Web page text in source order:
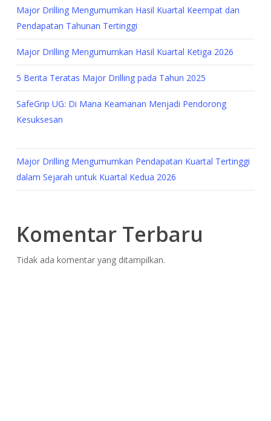
Major Drilling Mengumumkan Hasil Kuartal Keempat dan
Pendapatan Tahunan Tertinggi
Major Drilling Mengumumkan Hasil Kuartal Ketiga 2026
5 Berita Teratas Major Drilling pada Tahun 2025
SafeGrip UG: Di Mana Keamanan Menjadi Pendorong
Kesuksesan
Major Drilling Mengumumkan Pendapatan Kuartal Tertinggi
dalam Sejarah untuk Kuartal Kedua 2026
Komentar Terbaru
Tidak ada komentar yang ditampilkan.